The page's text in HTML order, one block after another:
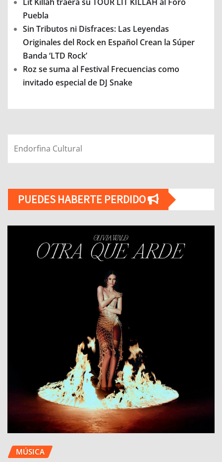
Puebla
Sin Tributos ni Disfraces: Las Leyendas
Originales del Rock en Español Crean la Súper
Banda ‘LTD Rock’
Roz se suma al Festival Frecuencias como
invitado especial de DJ Snake
Endorfina Cultural
PUEDES HABERTE PERDIDO
MÚSICA